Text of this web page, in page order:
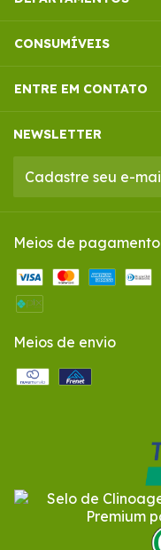
CONSUMÍVEIS
ENTRE EM CONTATO
NEWSLETTER
Meios de pagamento
Meios de envio